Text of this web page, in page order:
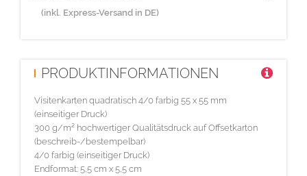
(inkl. Express-Versand in DE)
PRODUKTINFORMATIONEN
Visitenkarten quadratisch 4/0 farbig 55 x 55 mm
(einseitiger Druck)
300 g/m² hochwertiger Qualitätsdruck auf Offsetkarton
(beschreib-/bestempelbar)
4/0 farbig (einseitiger Druck)
Endformat: 5,5 cm x 5,5 cm